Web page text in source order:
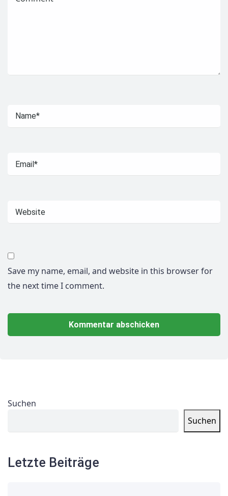
Save my name, email, and website in this browser for
the next time I comment.
Suchen
Suchen
Letzte Beiträge